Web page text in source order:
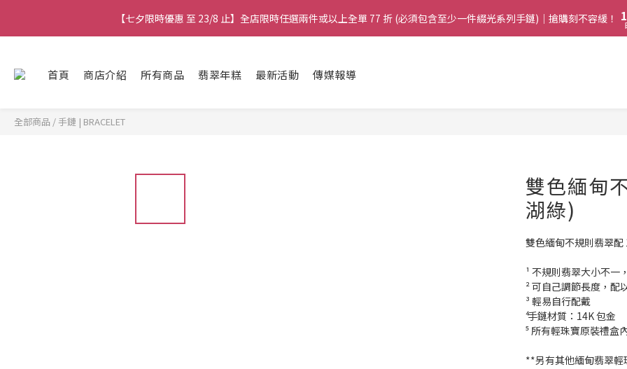
【七夕限時優惠 至 23/8 止】全店限時任選兩件或以上全單 77 折 (必須包含至少一件綴光系列手鏈)｜搶購刻不容緩！ 1
0
【七夕限時優惠 至 23/8 止】全店限時任選兩件或以上全單 77 折 (必須包含至少一件綴光系列手鏈)｜搶購刻不容緩！ 1
0
3
2
7
6
【七夕限時優惠 至 23/8 止】全店限時任選兩件或以上全單 77 折 (必須包含至少一件綴光系列手鏈)｜搶購刻不容緩！
8
7
首頁 商店介紹 所有商品 翡翠年糕 最新活動 傳媒報導
全部商品 /手鏈 | BRACELET
雙色緬甸
湖綠)
雙色緬甸不規則翡翠
¹ 不規則翡翠大小不
² 可自己調節長度，配
³ 輕易自行配戴
⁴ 手鏈材質：14K 包金
⁵ 所有輕珠寶原裝禮盒
**另有其他緬甸翡翠